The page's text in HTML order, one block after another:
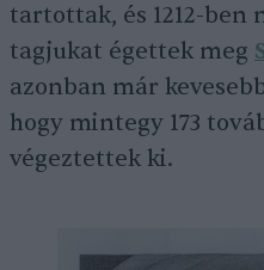
tartottak, és 1212-ben
tagjukat égettek meg
azonban már
hogy mintegy 173
végeztettek ki.